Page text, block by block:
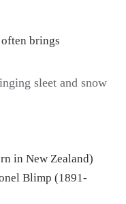
brings
sleet and snow
in New Zealand)
Blimp (1891-